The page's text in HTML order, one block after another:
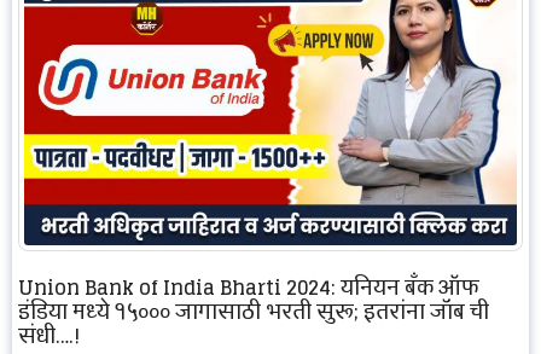
Union Bank of India Bharti 2024: युनियन बँक ऑफ
इंडिया मध्ये १५००० जागासाठी भरती सुरू; इतरांना जॉब ची
संधी….!